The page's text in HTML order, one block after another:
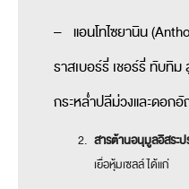
– แอนโทไซยานิน
ราสเบอร์รี่ เชอร์รี่ ทับทิ
กระหล่ำปลีม่วงและดอก
สารต้านอนุมูลอิสระป
เยื่อหุ้มเซลล์ ได้แก่